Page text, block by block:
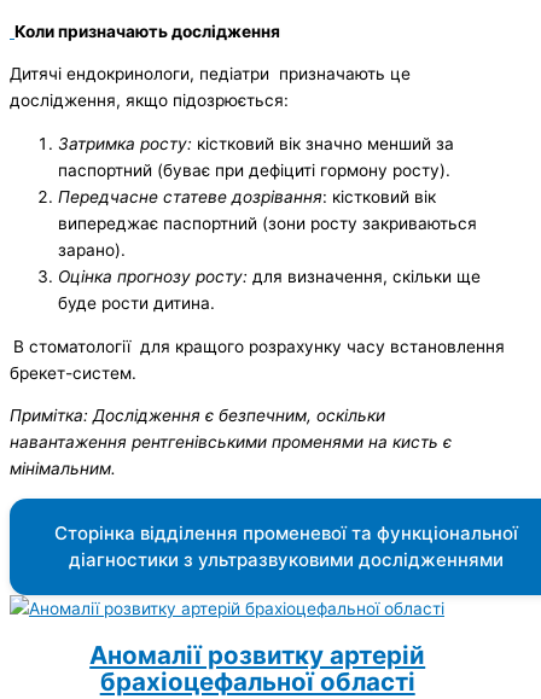
Коли призначають дослідження
Дитячі ендокринологи, педіатри призначають це
дослідження, якщо підозрюється:
Затримка росту: кістковий вік значно менший за
паспортний (буває при дефіциті гормону росту).
Передчасне статеве дозрівання: кістковий вік
випереджає паспортний (зони росту закриваються
зарано).
Оцінка прогнозу росту: для визначення, скільки ще
буде рости дитина.
В стоматології для кращого розрахунку часу встановлення
брекет-систем.
Примітка: Дослідження є безпечним, оскільки
навантаження рентгенівськими променями на кисть є
мінімальним.
Сторінка відділення променевої та функціональної
діагностики з ультразвуковими дослідженнями
Аномалії розвитку артерій
брахіоцефальної області